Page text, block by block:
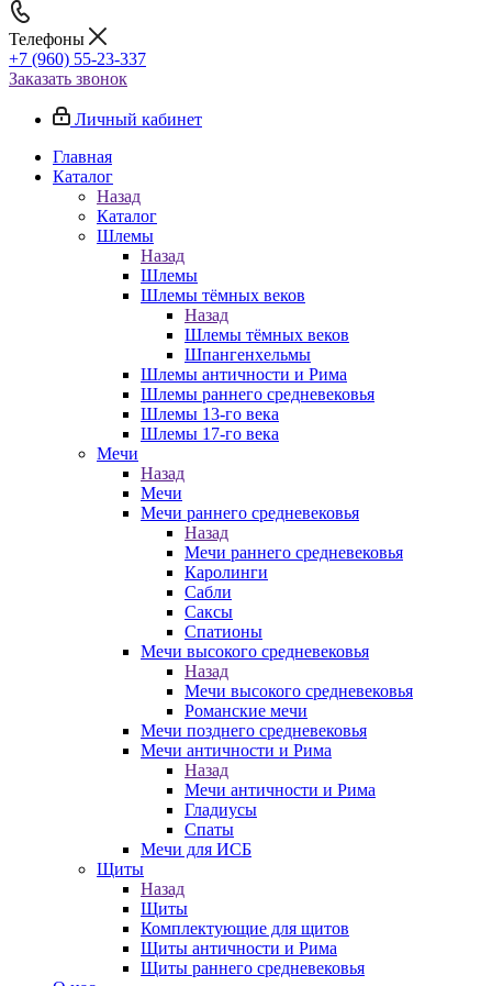
Телефоны
+7 (960) 55-23-337
Заказать звонок
Личный кабинет
Главная
Каталог
Назад
Каталог
Шлемы
Назад
Шлемы
Шлемы тёмных веков
Назад
Шлемы тёмных веков
Шпангенхельмы
Шлемы античности и Рима
Шлемы раннего средневековья
Шлемы 13-го века
Шлемы 17-го века
Мечи
Назад
Мечи
Мечи раннего средневековья
Назад
Мечи раннего средневековья
Каролинги
Сабли
Саксы
Спатионы
Мечи высокого средневековья
Назад
Мечи высокого средневековья
Романские мечи
Мечи позднего средневековья
Мечи античности и Рима
Назад
Мечи античности и Рима
Гладиусы
Спаты
Мечи для ИСБ
Щиты
Назад
Щиты
Комплектующие для щитов
Щиты античности и Рима
Щиты раннего средневековья